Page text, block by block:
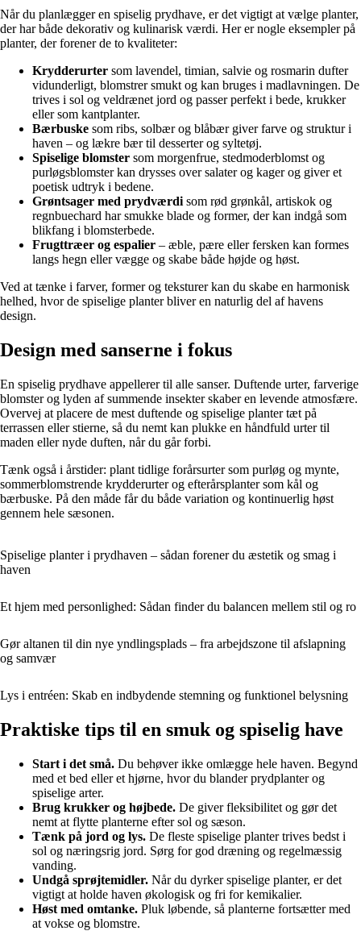
Når du planlægger en spiselig prydhave, er det vigtigt at vælge planter,
der har både dekorativ og kulinarisk værdi. Her er nogle eksempler på
planter, der forener de to kvaliteter:
Krydderurter som lavendel, timian, salvie og rosmarin dufter
vidunderligt, blomstrer smukt og kan bruges i madlavningen. De
trives i sol og veldrænet jord og passer perfekt i bede, krukker
eller som kantplanter.
Bærbuske som ribs, solbær og blåbær giver farve og struktur i
haven – og lækre bær til desserter og syltetøj.
Spiselige blomster som morgenfrue, stedmoderblomst og
purløgsblomster kan drysses over salater og kager og giver et
poetisk udtryk i bedene.
Grøntsager med prydværdisom rød grønkål, artiskok og
regnbuechard har smukke blade og former, der kan indgå som
blikfang i blomsterbede.
Frugttræer og espalier – æble, pære eller fersken kan formes
langs hegn eller vægge og skabe både højde og høst.
Ved at tænke i farver, former og teksturer kan du skabe en harmonisk
helhed, hvor de spiselige planter bliver en naturlig del af havens
design.
Design med sanserne i fokus
En spiselig prydhave appellerer til alle sanser. Duftende urter, farverige
blomster og lyden af summende insekter skaber en levende atmosfære.
Overvej at placere de mest duftende og spiselige planter tæt på
terrassen eller stierne, så du nemt kan plukke en håndfuld urter til
maden eller nyde duften, når du går forbi.
Tænk også i årstider: plant tidlige forårsurter som purløg og mynte,
sommerblomstrende krydderurter og efterårsplanter som kål og
bærbuske. På den måde får du både variation og kontinuerlig høst
gennem hele sæsonen.
Spiselige planter i prydhaven – sådan forener du æstetik og smag i
haven
Et hjem med personlighed: Sådan finder du balancen mellem stil og ro
Gør altanen til din nye yndlingsplads – fra arbejdszone til afslapning
og samvær
Lys i entréen: Skab en indbydende stemning og funktionel belysning
Praktiske tips til en smuk og spiselig have
Start i det små. Du behøver ikke omlægge hele haven. Begynd
med et bed eller et hjørne, hvor du blander prydplanter og
spiselige arter.
Brug krukker og højbede. De giver fleksibilitet og gør det
nemt at flytte planterne efter sol og sæson.
Tænk på jord og lys. De fleste spiselige planter trives bedst i
sol og næringsrig jord. Sørg for god dræning og regelmæssig
vanding.
Undgå sprøjtemidler. Når du dyrker spiselige planter, er det
vigtigt at holde haven økologisk og fri for kemikalier.
Høst med omtanke. Pluk løbende, så planterne fortsætter med
at vokse og blomstre.